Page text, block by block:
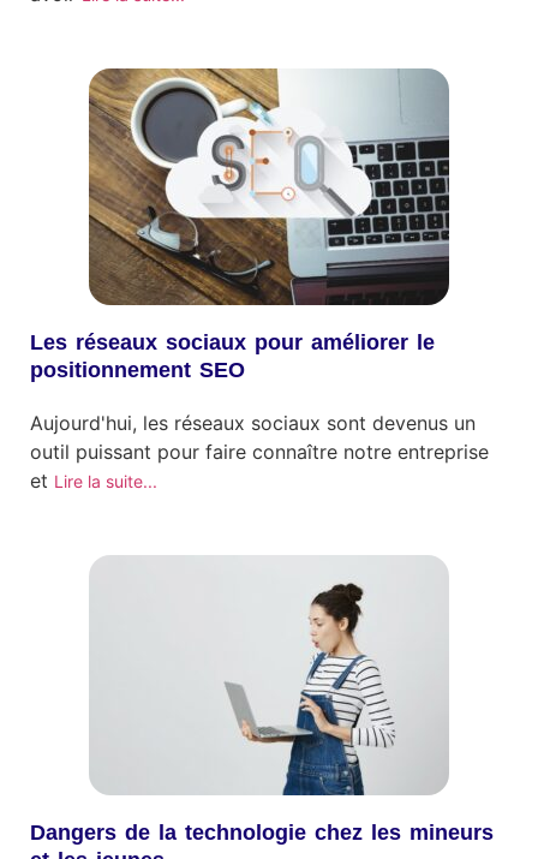
Les réseaux sociaux pour améliorer le
positionnement SEO
Aujourd'hui, les réseaux sociaux sont devenus un
outil puissant pour faire connaître notre entreprise
et Lire la suite...
Dangers de la technologie chez les mineurs